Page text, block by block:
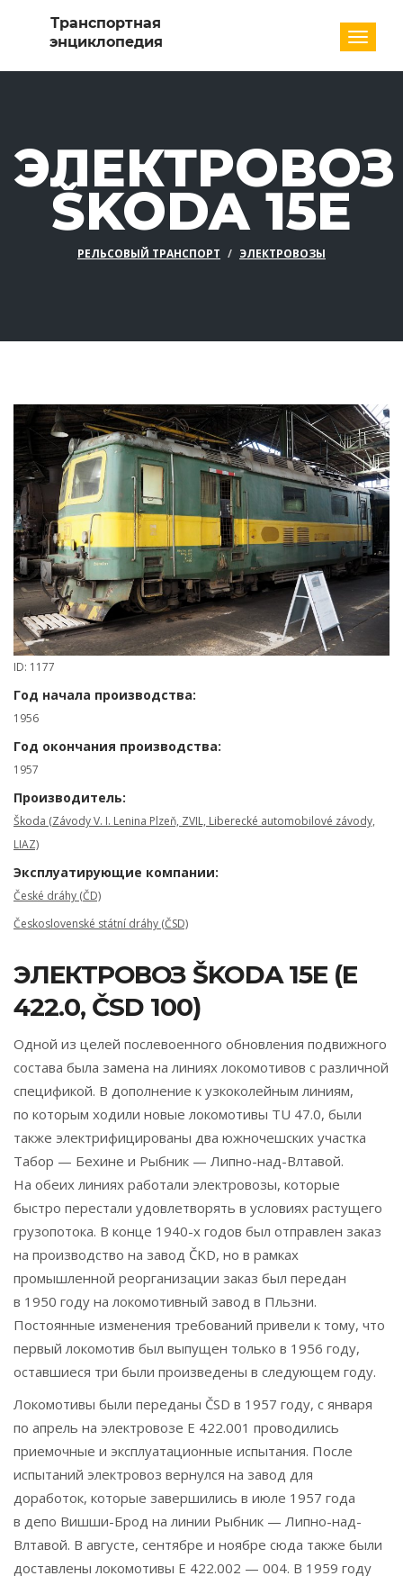
ЭЛЕКТРОВОЗ
ŠKODA 15E
РЕЛЬСОВЫЙ ТРАНСПОРТ ЭЛЕКТРОВОЗЫ
ID: 1177
Год начала производства:
1956
Год окончания производства:
1957
Производитель:
Škoda (Závody V. I. Lenina Plzeň, ZVIL, Liberecké automobilové závody,
LIAZ)
Эксплуатирующие компании:
České dráhy (ČD)
Československé státní dráhy (ČSD)
ЭЛЕКТРОВОЗ ŠKODA 15E (E
422.0, ČSD 100)
Одной из целей послевоенного обновления подвижного
состава была замена на линиях локомотивов с различной
спецификой. В дополнение к узкоколейным линиям,
по которым ходили новые локомотивы TU 47.0, были
также электрифицированы два южночешских участка
Табор — Бехине и Рыбник — Липно-над-Влтавой.
На обеих линиях работали электровозы, которые
быстро перестали удовлетворять в условиях растущего
грузопотока. В конце 1940-х годов был отправлен заказ
на производство на завод ČKD, но в рамках
промышленной реорганизации заказ был передан
в 1950 году на локомотивный завод в Пльзни.
Постоянные изменения требований привели к тому, что
первый локомотив был выпущен только в 1956 году,
оставшиеся три были произведены в следующем году.
Локомотивы были переданы ČSD в 1957 году, с января
по апрель на электровозе E 422.001 проводились
приемочные и эксплуатационные испытания. После
испытаний электровоз вернулся на завод для
доработок, которые завершились в июле 1957 года
в депо Вишши-Брод на линии Рыбник — Липно-над-
Влтавой. В августе, сентябре и ноябре сюда также были
доставлены локомотивы Е 422.002 — 004. В 1959 году